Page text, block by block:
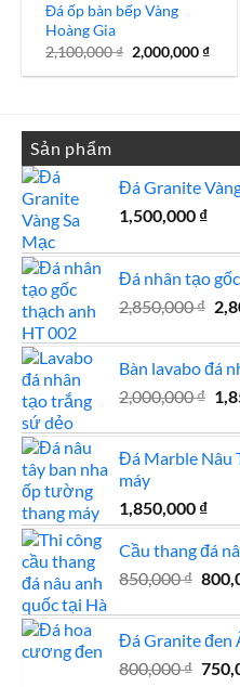
Đá ốp bàn bếp Vàng
Hoàng Gia
2,100,000₫ Giá
gốc
là:
2,000,000₫Giá
tại
Sản phẩm
Đá Granite
1,500,000 ₫
Đá nhân tạo
2,850,000₫ Giá
Bàn lavabo đá
2,000,000₫ Giá
Đá Marble Nâu
máy
1,850,000 ₫
Cầu thang đá
850,000₫ Giá
Đá Granite đen
800,000₫ Giá